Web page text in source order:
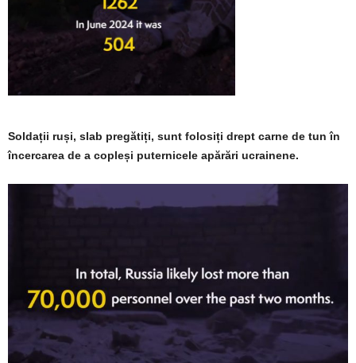
Soldații ruși, slab pregătiți, sunt folosiți drept carne de tun în
încercarea de a copleși puternicele apărări ucrainene.